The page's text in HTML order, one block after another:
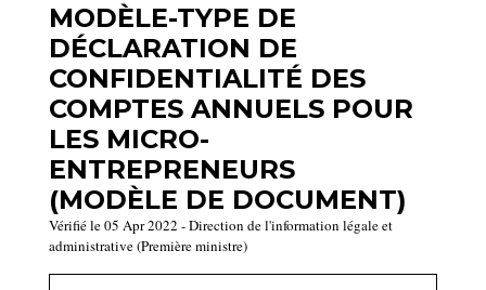
MODÈLE-TYPE DE
DÉCLARATION DE
CONFIDENTIALITÉ DES
COMPTES ANNUELS POUR
LES MICRO-
ENTREPRENEURS
(MODÈLE DE DOCUMENT)
Vérifié le 05 Apr 2022 - Direction de l'information légale et
administrative (Première ministre)